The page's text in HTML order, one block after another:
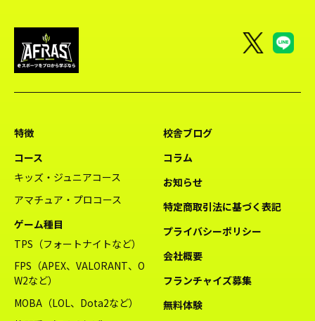
特徴
コース
キッズ・ジュニアコース
アマチュア・プロコース
ゲーム種目
TPS（フォートナイトなど）
FPS（APEX、VALORANT、O
W2など）
MOBA（LOL、Dota2など）
校舎ブログ
コラム
お知らせ
特定商取引法に基づく表記
プライバシーポリシー
会社概要
フランチャイズ募集
無料体験